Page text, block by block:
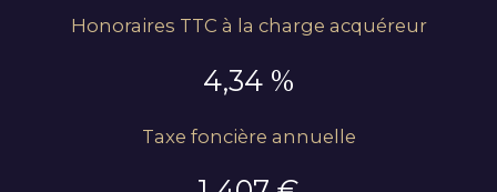
Honoraires TTC à la charge acquéreur
4,34 %
Taxe foncière annuelle